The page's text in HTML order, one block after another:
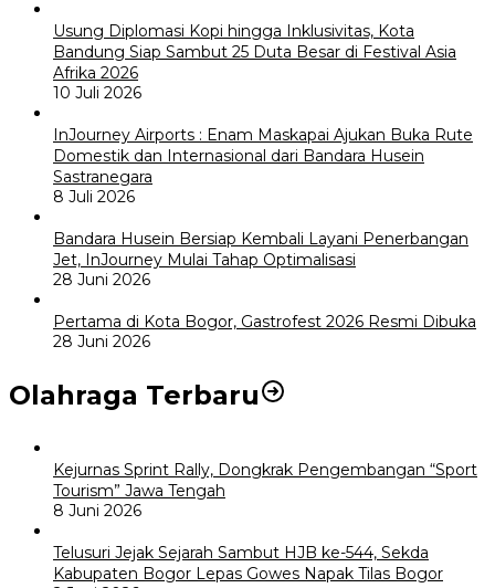
Usung Diplomasi Kopi hingga Inklusivitas, Kota
Bandung Siap Sambut 25 Duta Besar di Festival Asia
Afrika 2026
10 Juli 2026
InJourney Airports : Enam Maskapai Ajukan Buka Rute
Domestik dan Internasional dari Bandara Husein
Sastranegara
8 Juli 2026
Bandara Husein Bersiap Kembali Layani Penerbangan
Jet, InJourney Mulai Tahap Optimalisasi
28 Juni 2026
Pertama di Kota Bogor, Gastrofest 2026 Resmi Dibuka
28 Juni 2026
Olahraga Terbaru
Kejurnas Sprint Rally, Dongkrak Pengembangan “Sport
Tourism” Jawa Tengah
8 Juni 2026
Telusuri Jejak Sejarah Sambut HJB ke-544, Sekda
Kabupaten Bogor Lepas Gowes Napak Tilas Bogor